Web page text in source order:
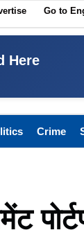
Go to
Here
Crime